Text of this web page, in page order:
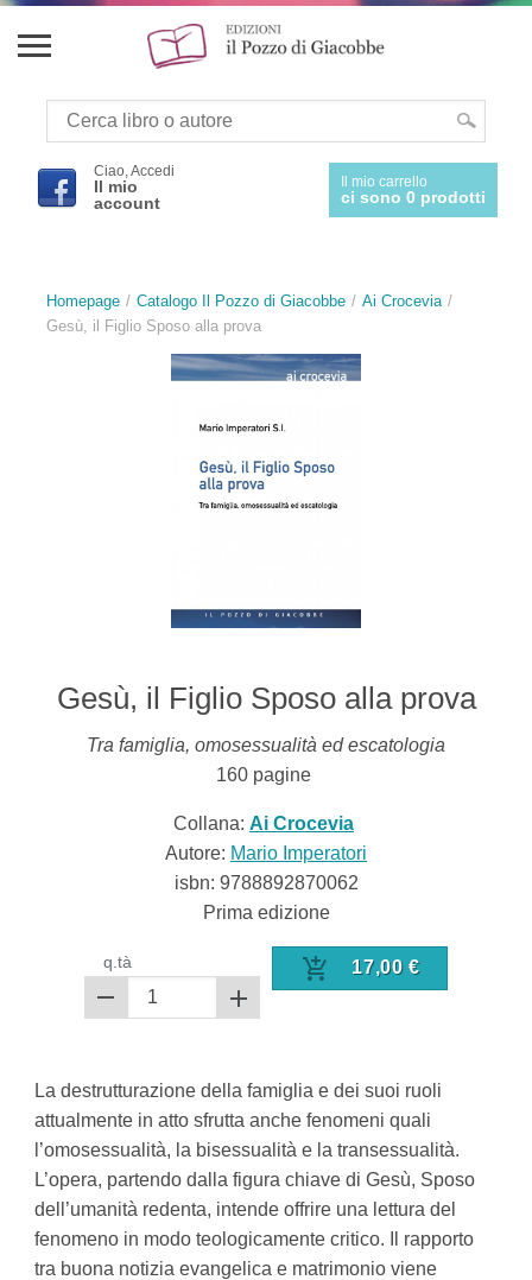
Ciao, Accedi
Il mio
account
Il mio carrello
ci sono 0 prodotti
Homepage Catalogo Il Pozzo di Giacobbe
Ai Crocevia
Gesù, il Figlio Sposo alla prova
Gesù, il Figlio Sposo alla prova
Tra famiglia, omosessualità ed escatologia
160pagine
Collana: Ai Crocevia
Autore: Mario Imperatori
isbn: 9788892870062
Prima edizione
q.tà 17,00 €
La destrutturazione della famiglia e dei suoi ruoli
attualmente in atto sfrutta anche fenomeni quali
l’omosessualità, la bisessualità e la transessualità.
L’opera, partendo dalla figura chiave di Gesù, Sposo
dell’umanità redenta, intende offrire una lettura del
fenomeno in modo teologicamente critico. Il rapporto
tra buona notizia evangelica e matrimonio viene